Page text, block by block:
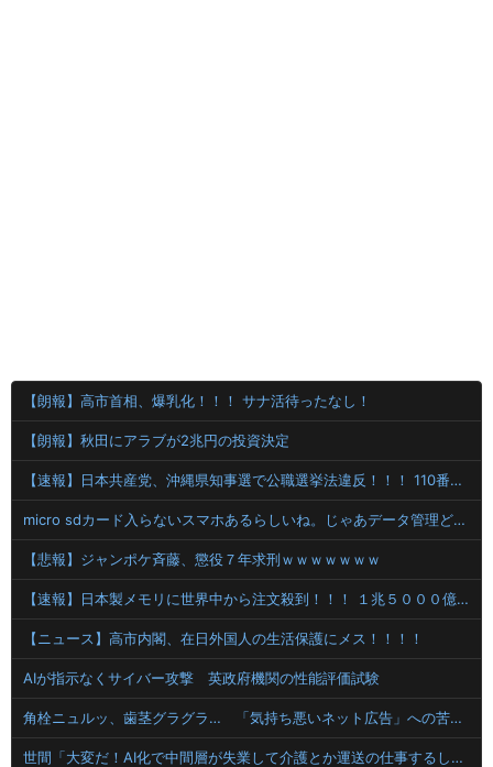
【朗報】高市首相、爆乳化！！！ サナ活待ったなし！
【朗報】秋田にアラブが2兆円の投資決定
【速報】日本共産党、沖縄県知事選で公職選挙法違反！！！ 110番通報されても辞全くめない件
micro sdカード入らないスマホあるらしいね。じゃあデータ管理どうしてるのかというとクラウド(笑)で出し入れらしい
【悲報】ジャンポケ斉藤、懲役７年求刑ｗｗｗｗｗｗｗ
【速報】日本製メモリに世界中から注文殺到！！！ １兆５０００億円で工場増築へ
【ニュース】高市内閣、在日外国人の生活保護にメス！！！！
AIが指示なくサイバー攻撃 英政府機関の性能評価試験
角栓ニュルッ、歯茎グラグラ… 「気持ち悪いネット広告」への苦情が急増
世間「大変だ！AI化で中間層が失業して介護とか運送の仕事するしか無くなるぞ！」←うん…うん？